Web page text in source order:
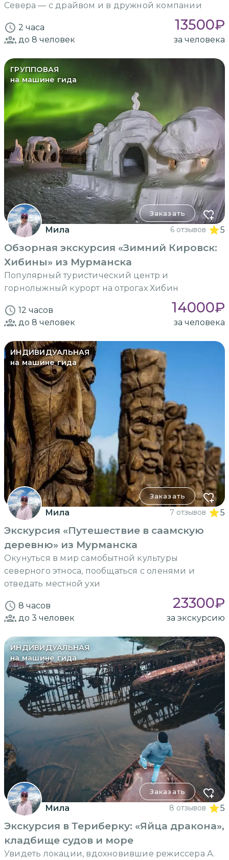
Севера — с драйвом и в дружной компании
2 часа 13500₽
до 8 человек за человека
ГРУППОВАЯ
на машине гида
Заказать
Мила 6 отзывов 5
Обзорная экскурсия «Зимний Кировск:
Хибины» из Мурманска
Популярный туристический центр и
горнолыжный курорт на отрогах Хибин
12 часов 14000₽
до 8 человек за человека
ИНДИВИДУАЛЬНАЯ
на машине гида
Заказать
Мила 7 отзывов 5
Экскурсия «Путешествие в саамскую
деревню» из Мурманска
Окунуться в мир самобытной культуры
северного этноса, пообщаться с оленями и
отведать местной ухи
8 часов 23300₽
до 3 человек за экскурсию
ИНДИВИДУАЛЬНАЯ
на машине гида
Заказать
Мила 8 отзывов 5
Экскурсия в Териберку: «Яйца дракона»,
кладбище судов и море
Увидеть локации, вдохновившие режиссера А.